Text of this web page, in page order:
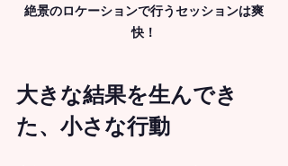
絶景のロケーションで行うセッションは爽
快！
大きな結果を生んでき
た、小さな行動